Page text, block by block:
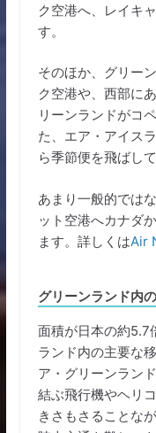
ク空港へ、レイキ
す。
そのほか、グリー
ク空港や、西部に
リーンランドがコ
た、エア・アイス
ら季節便を飛ばして
あまり一般的では
ット空港へカナダ
ます。詳しくはAir
グリーンランド内
面積が日本の約5.7
ランド内の主要な
ア・グリーンラン
結ぶ飛行機やヘリ
きさもさることな